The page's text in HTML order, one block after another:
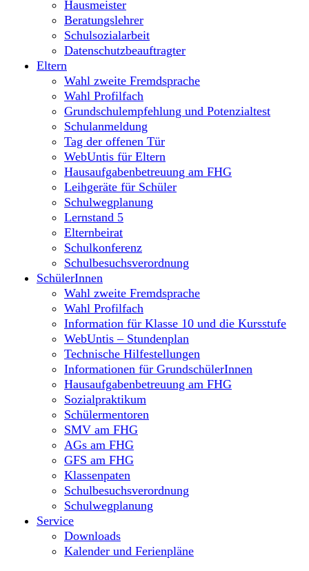
Hausmeister
Beratungslehrer
Schulsozialarbeit
Datenschutzbeauftragter
Eltern
Wahl zweite Fremdsprache
Wahl Profilfach
Grundschulempfehlung und Potenzialtest
Schulanmeldung
Tag der offenen Tür
WebUntis für Eltern
Hausaufgabenbetreuung am FHG
Leihgeräte für Schüler
Schulwegplanung
Lernstand 5
Elternbeirat
Schulkonferenz
Schulbesuchsverordnung
SchülerInnen
Wahl zweite Fremdsprache
Wahl Profilfach
Information für Klasse 10 und die Kursstufe
WebUntis – Stundenplan
Technische Hilfestellungen
Informationen für GrundschülerInnen
Hausaufgabenbetreuung am FHG
Sozialpraktikum
Schülermentoren
SMV am FHG
AGs am FHG
GFS am FHG
Klassenpaten
Schulbesuchsverordnung
Schulwegplanung
Service
Downloads
Kalender und Ferienpläne